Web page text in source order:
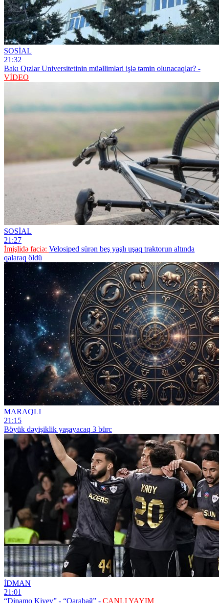
SOSİAL
21:32
Bakı Qızlar Universitetinin müəllimləri işlə təmin olunacaqlar? -
VİDEO
SOSİAL
21:27
İmişlidə faciə: Velosiped sürən beş yaşlı uşaq traktorun altında
qalaraq öldü
MARAQLI
21:15
Böyük dəyişiklik yaşayacaq 3 bürc
İDMAN
21:01
“Dinamo Kiyev” - “Qarabağ” - CANLI YAYIM